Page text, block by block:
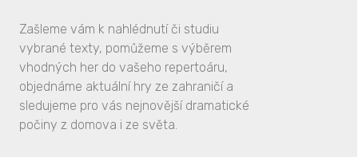
Zašleme vám k nahlédnutí či studiu
vybrané texty, pomůžeme s výběrem
vhodných her do vašeho repertoáru,
objednáme aktuální hry ze zahraničí a
sledujeme pro vás nejnovější dramatické
počiny z domova i ze světa.